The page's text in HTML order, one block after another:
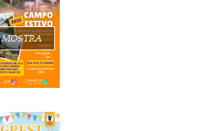
MOSTRA